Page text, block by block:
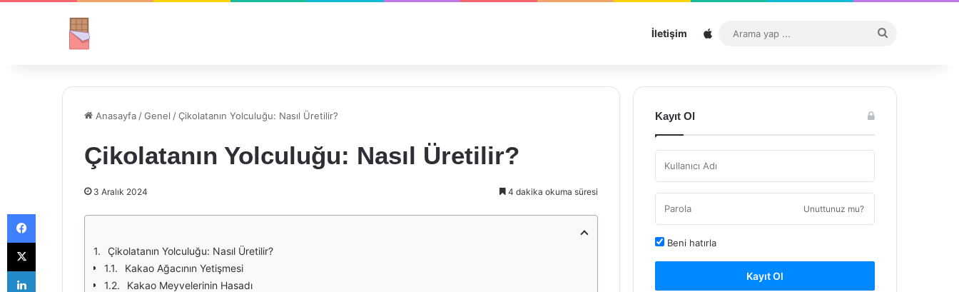
İletişim Sitemap
...
Anasayfa /Genel /Çikolatanın Yolculuğu: Nasıl Üretilir?
Çikolatanın Yolculuğu: Nasıl Üretilir?
3 Aralık 2024 4 dakika okuma süresi
Çikolatanın Yolculuğu: Nasıl Üretilir?
Kakao Ağacının Yetişmesi
Kakao Meyvelerinin Hasadı
Kayıt Ol
Unuttunuz mu?
Beni hatırla
Kayıt Ol
Facebook
X
LinkedIn